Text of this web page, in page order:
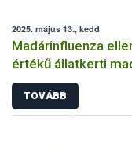
2025. május 13., kedd
Madárinfluenza
értékű állatkerti
TOVÁBB